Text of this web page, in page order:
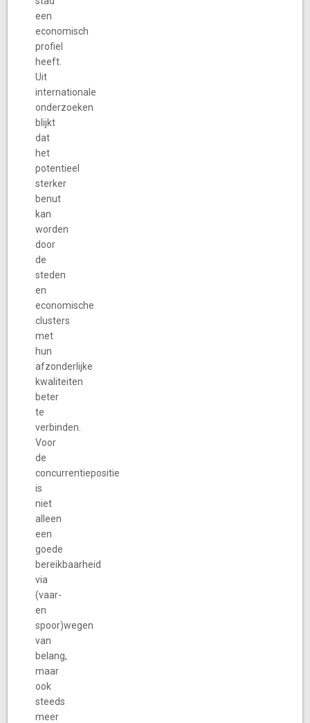
een
economisch
profiel
heeft.
Uit
internationale
onderzoeken
blijkt
dat
het
potentieel
sterker
benut
kan
worden
door
de
steden
en
economische
clusters
met
hun
afzonderlijke
kwaliteiten
beter
te
verbinden.
Voor
de
concurrentiepositie
is
niet
alleen
een
goede
bereikbaarheid
via
(vaar-
en
spoor)wegen
van
belang,
maar
ook
steeds
meer